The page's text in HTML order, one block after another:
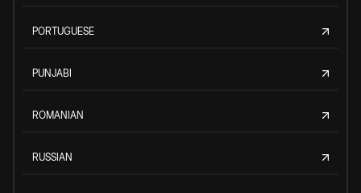
PORTUGUESE
PUNJABI
ROMANIAN
RUSSIAN